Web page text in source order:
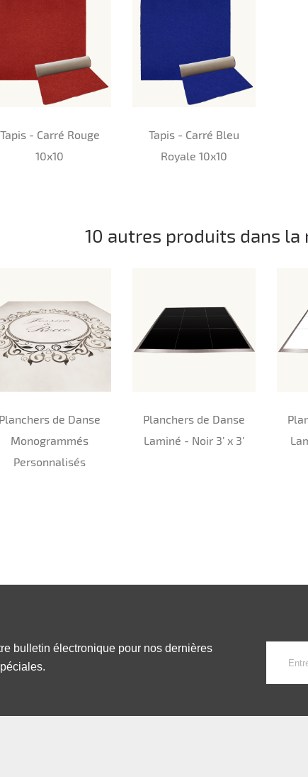
Tapis - Carré Rouge
10x10
Tapis - Carré Bleu
Royale 10x10
10 autres produits dans la
Planchers de Danse
Monogrammés
Personnalisés
Planchers de Danse
Laminé - Noir 3’ x 3’
bulletin électronique pour nos dernières